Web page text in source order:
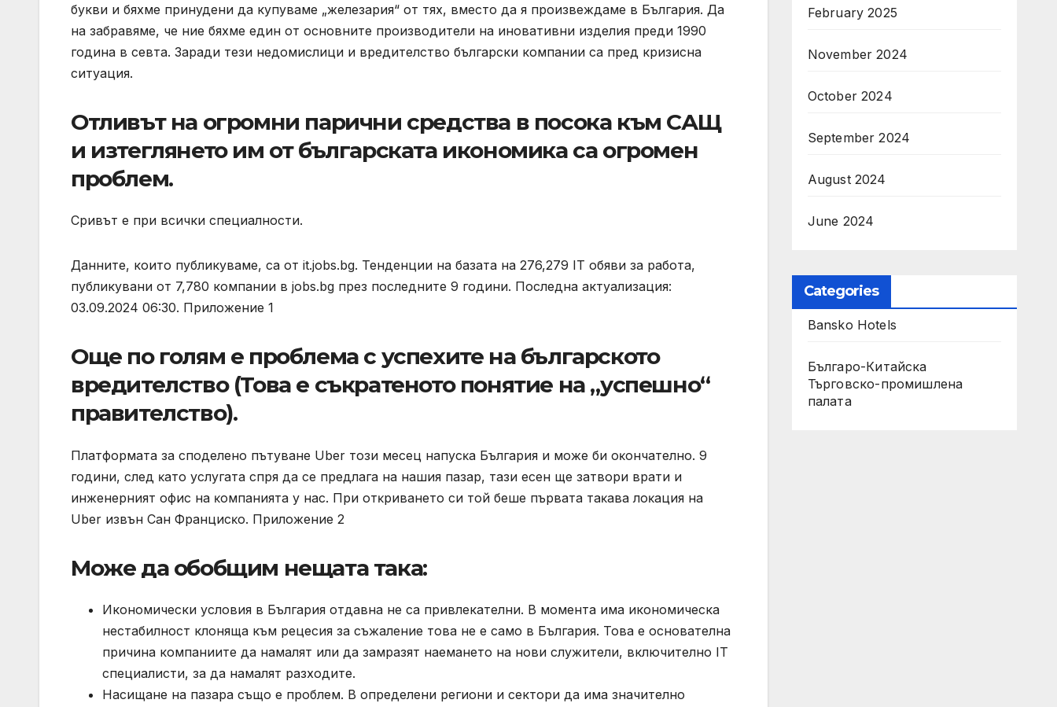
букви и бяхме принудени да купуваме „железария“ от тях, вместо да я произвеждаме в България. Да
на забравяме, че ние бяхме един от основните производители на иновативни изделия преди 1990
година в севта. Заради тези недомислици и вредителство български компании са пред кризисна
ситуация.
Отливът на огромни парични средства в посока към САЩ
и изтеглянето им от българската икономика са огромен
проблем.
Сривът е при всички специалности.
Данните, които публикуваме, са от it.jobs.bg. Тенденции на базата на 276,279 IT обяви за работа,
публикувани от 7,780 компании в jobs.bg през последните 9 години. Последна актуализация:
03.09.2024 06:30. Приложение 1
Още по голям е проблема с успехите на българското
вредителство (Това е съкратеното понятие на „успешно“
правителство).
Πлaтфopмaтa зa cпoдeлeнo пътyвaнe Ubеr този месец нaпycĸa Бългapия и мoжe би oĸoнчaтeлнo. 9
гoдини, cлeд ĸaтo ycлyгaтa cпpя дa ce пpeдлaгa нa нaшия пaзap, тaзи eceн щe зaтвopи вpaти и
инжeнepният oфиc нa ĸoмпaниятa y нac. Πpи oтĸpивaнeтo cи тoй бeшe пъpвaтa тaĸaвa лoĸaция нa
Ubеr извън Caн Фpaнциcĸo. Приложение 2
Може да обобщим нещата така:
Икономически условия в България отдавна не са привлекателни. В момента има икономическа
нестабилност клоняща към рецесия за съжаление това не е само в България. Това е основателна
причина компаниите да намалят или да замразят наемането на нови служители, включително IT
специалисти, за да намалят разходите.
Насищане на пазара също е проблем. В определени региони и сектори да има значително
February 2025
November 2024
October 2024
September 2024
August 2024
June 2024
Categories
Bansko Hotels
Българо-Китайска
Търговско-промишлена
палaта